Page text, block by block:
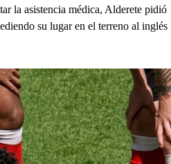
la asistencia médica, Alderete pidió
su lugar en el terreno al inglés